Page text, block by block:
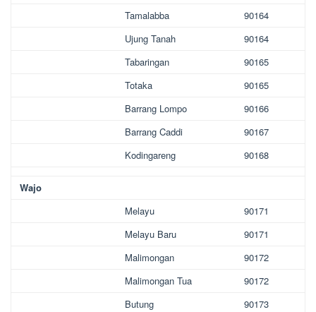
Tamalabba
90164
Ujung Tanah
90164
Tabaringan
90165
Totaka
90165
Barrang Lompo
90166
Barrang Caddi
90167
Kodingareng
90168
Wajo
Melayu
90171
Melayu Baru
90171
Malimongan
90172
Malimongan Tua
90172
Butung
90173